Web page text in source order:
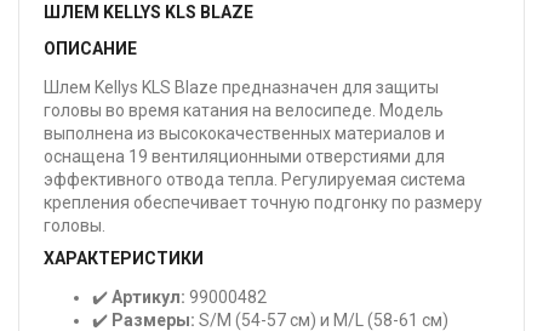
ШЛЕМ KELLYS KLS BLAZE
ОПИСАНИЕ
Шлем Kellys KLS Blaze предназначен для защиты
головы во время катания на велосипеде. Модель
выполнена из высококачественных материалов и
оснащена 19 вентиляционными отверстиями для
эффективного отвода тепла. Регулируемая система
крепления обеспечивает точную подгонку по размеру
головы.
ХАРАКТЕРИСТИКИ
✔️Артикул: 99000482
✔️ Размеры: S/M (54-57 см) и M/L (58-61 см)